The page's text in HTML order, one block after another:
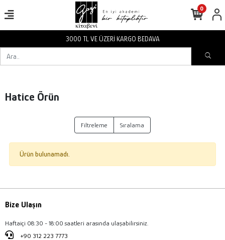
3000 TL VE ÜZERİ KARGO BEDAVA
0
Hatice Örün
Filtreleme Sıralama
Ürün bulunamadı.
Bize Ulaşın
Haftaiçi 08:30 - 18:00 saatleri arasında ulaşabilirsiniz.
+90 312 223 7773